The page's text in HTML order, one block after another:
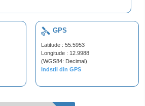
GPS
Latitude : 55.5953
Longitude : 12.9988
(WGS84: Decimal)
Indstil din GPS